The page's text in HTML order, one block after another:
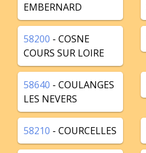
EMBERNARD
58200 - COSNE
COURS SUR LOIRE
58640 - COULANGES
LES NEVERS
58210 - COURCELLES